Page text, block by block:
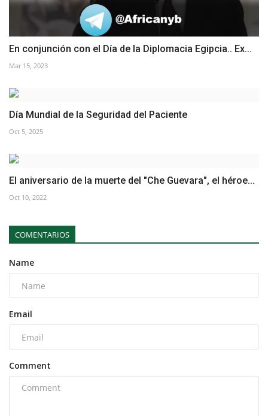
En conjunción con el Día de la Diplomacia Egipcia.. Ex...
Mar 15, 2023
Día Mundial de la Seguridad del Paciente
Oct 5, 2025
El aniversario de la muerte del "Che Guevara", el héroe...
Oct 10, 2022
COMENTARIOS
Name
Email
Comment